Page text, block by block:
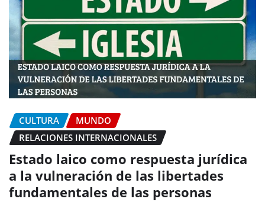
CULTURA
MUNDO
RELACIONES INTERNACIONALES
Estado laico como respuesta jurídica
a la vulneración de las libertades
fundamentales de las personas